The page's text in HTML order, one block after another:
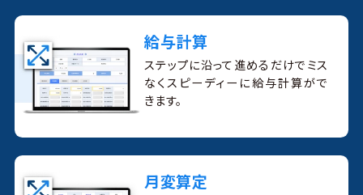
給与計算
ステップに沿って進めるだけでミス
なくスピーディーに給与計算がで
きます。
月変算定